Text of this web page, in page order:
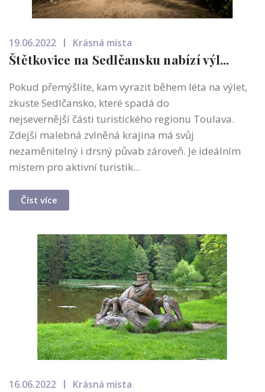
19.06.2022 Krásná místa
Štětkovice na Sedlčansku nabízí výl...
Pokud přemýšlíte, kam vyrazit během léta na výlet,
zkuste Sedlčansko, které spadá do
nejsevernější části turistického regionu Toulava.
Zdejší malebná zvlněná krajina má svůj
nezaměnitelný i drsný půvab zároveň. Je ideálním
místem pro aktivní turistik...
Číst více
16.06.2022 Krásná místa